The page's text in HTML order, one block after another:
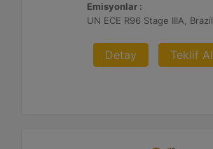
Emisyonlar :
Detay Teklif Al